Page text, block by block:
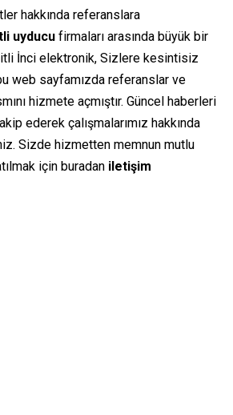
hakkında referanslara
uyducu firmaları arasında büyük bir
İnci elektronik, Sizlere kesintisiz
web sayfamızda referanslar ve
hizmete açmıştır. Güncel haberleri
ederek çalışmalarımız hakkında
Sizde hizmetten memnun mutlu
için buradan iletişim